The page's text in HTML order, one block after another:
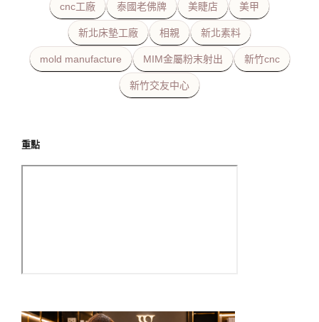
cnc工廠 泰國老佛牌 美睫店 美甲
新北床墊工廠 相親 新北素料
mold manufacture MIM金屬粉末射出 新竹cnc
新竹交友中心
重點